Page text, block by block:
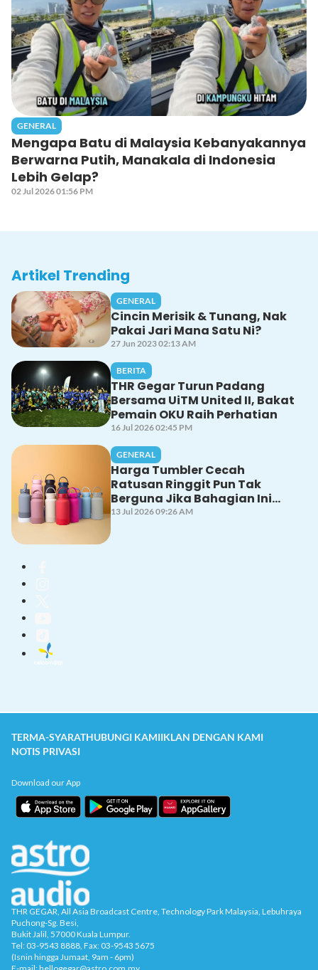
GENERAL
Mengapa Batu di Malaysia Kebanyakannya
Berwarna Putih, Manakala di Indonesia
Lebih Gelap?
02 Jul 2026 01:56 PM
Artikel Trending
GENERAL
Cincin Merisik & Tunang, Nak
Pakai Jari Mana Satu Ni?
27 Jun 2023 02:13 AM
BERITA
THR Gegar Turun Padang
Bersama UiTM United II, Bakat
Pemain OKU Raih Perhatian
16 Jul 2026 02:45 PM
GENERAL
Harga Tumbler Cecah
Ratusan Ringgit Pun Tak
Berguna Jika Bahagian Ini
Tak Dicuci Dengan Betul!
13 Jul 2026 09:26 AM
TERMA-SYARATHUBUNGI KAMIIKLAN DENGAN KAMI
NOTIS PRIVASI
THR GEGAR, All Asia Broadcast Centre, Technology Park Malaysia, Lebuhraya
Puchong-Sg. Besi,
Bukit Jalil, 57000 Kuala Lumpur.
Tel: 03-9543 8888, Fax: 03-9543 5675
(Isnin hingga Jumaat, 9am - 6pm)
Download our App